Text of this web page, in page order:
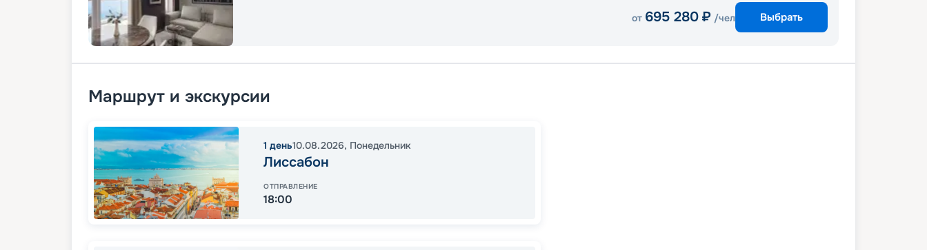
от 695 280 ₽ /чел Выбрать
Маршрут и экскурсии
1 день10.08.2026, Понедельник
Лиссабон
ОТПРАВЛЕНИЕ
18:00